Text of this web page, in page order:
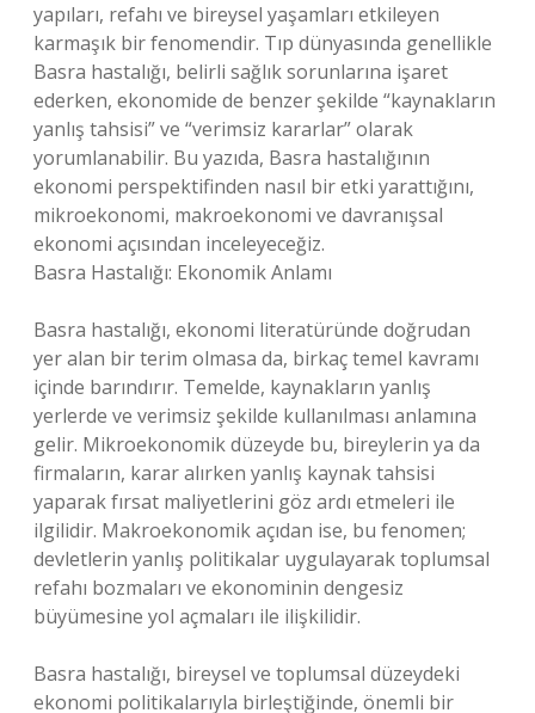
yapıları, refahı ve bireysel yaşamları etkileyen
karmaşık bir fenomendir. Tıp dünyasında genellikle
Basra hastalığı, belirli sağlık sorunlarına işaret
ederken, ekonomide de benzer şekilde “kaynakların
yanlış tahsisi” ve “verimsiz kararlar” olarak
yorumlanabilir. Bu yazıda, Basra hastalığının
ekonomi perspektifinden nasıl bir etki yarattığını,
mikroekonomi, makroekonomi ve davranışsal
ekonomi açısından inceleyeceğiz.
Basra Hastalığı: Ekonomik Anlamı
Basra hastalığı, ekonomi literatüründe doğrudan
yer alan bir terim olmasa da, birkaç temel kavramı
içinde barındırır. Temelde, kaynakların yanlış
yerlerde ve verimsiz şekilde kullanılması anlamına
gelir. Mikroekonomik düzeyde bu, bireylerin ya da
firmaların, karar alırken yanlış kaynak tahsisi
yaparak fırsat maliyetlerini göz ardı etmeleri ile
ilgilidir. Makroekonomik açıdan ise, bu fenomen;
devletlerin yanlış politikalar uygulayarak toplumsal
refahı bozmaları ve ekonominin dengesiz
büyümesine yol açmaları ile ilişkilidir.
Basra hastalığı, bireysel ve toplumsal düzeydeki
ekonomi politikalarıyla birleştiğinde, önemli bir